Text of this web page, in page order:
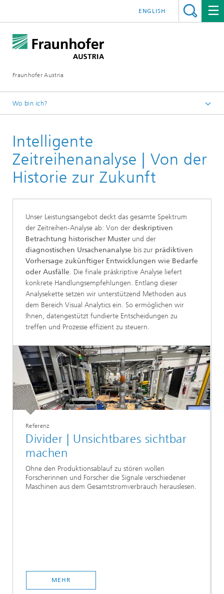
Fraunhofer Austria
ENGLISH
Wo bin ich?
Leistungen
Intelligente
Zeitreihenanalyse | Von der
Historie zur Zukunft
Unser Leistungsangebot deckt das gesamte Spektrum
der Zeitreihen-Analyse ab: Von der deskriptiven
Betrachtung historischer Muster und der
diagnostischen Ursachenanalyse bis zur prädiktiven
Vorhersage zukünftiger Entwicklungen wie Bedarfe
oder Ausfälle. Die finale präskriptive Analyse liefert
konkrete Handlungsempfehlungen. Entlang dieser
Analysekette setzen wir unterstützend Methoden aus
dem Bereich Visual Analytics ein. So ermöglichen wir
Ihnen, datengestützt fundierte Entscheidungen zu
treffen und Prozesse effizient zu steuern.
Referenz
Divider | Unsichtbares sichtbar
machen
Ohne den Produktionsablauf zu stören wollen
Forscherinnen und Forscher die Signale verschiedener
Maschinen aus dem Gesamtstromverbrauch herauslesen.
MEHR